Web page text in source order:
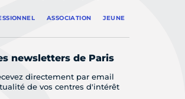
ASSOCIATION JEUNE
newsletters de Paris
directement par email
de vos centres d'intérêt